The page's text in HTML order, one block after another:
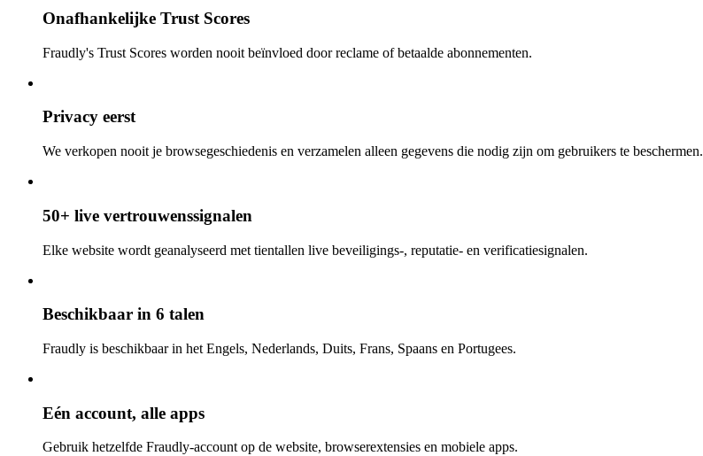
Onafhankelijke Trust Scores
Fraudly's Trust Scores worden nooit beïnvloed door reclame of betaalde abonnementen.
Privacy eerst
We verkopen nooit je browsegeschiedenis en verzamelen alleen gegevens die nodig zijn om gebruikers te beschermen.
50+ live vertrouwenssignalen
Elke website wordt geanalyseerd met tientallen live beveiligings-, reputatie- en verificatiesignalen.
Beschikbaar in 6 talen
Fraudly is beschikbaar in het Engels, Nederlands, Duits, Frans, Spaans en Portugees.
Eén account, alle apps
Gebruik hetzelfde Fraudly-account op de website, browserextensies en mobiele apps.